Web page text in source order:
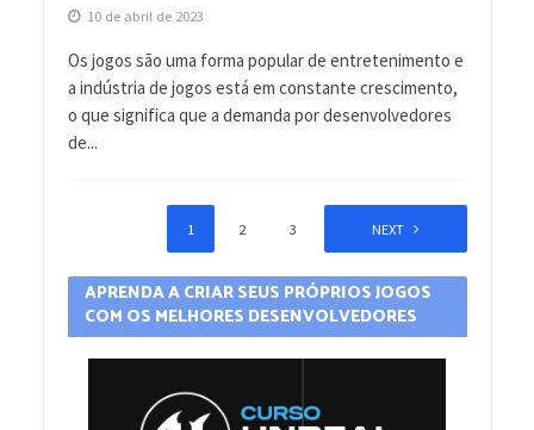
10 de abril de 2023
Os jogos são uma forma popular de entretenimento e
a indústria de jogos está em constante crescimento,
o que significa que a demanda por desenvolvedores
de...
1 2 3 NEXT
APRENDA A CRIAR SEUS PRÓPRIOS JOGOS
COM OS MELHORES DESENVOLVEDORES